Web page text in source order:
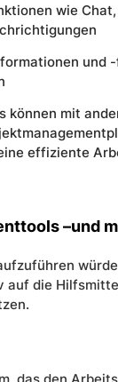
wie
und
können mit
effiziente
–und m
auf die